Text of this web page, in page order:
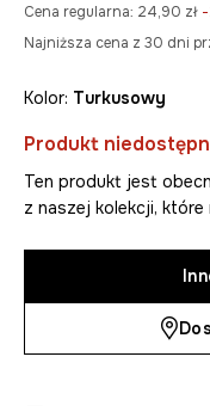
Cena regularna: 24,90 zł
Najniższa cena z 30 dni
Kolor: turkusowy
Produkt
Ten produkt jest
z naszej kolekcji,